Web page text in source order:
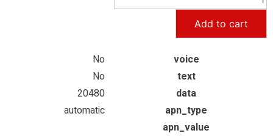
Add to cart
voice
No
text
No
data
20480
apn_type
automatic
apn_value